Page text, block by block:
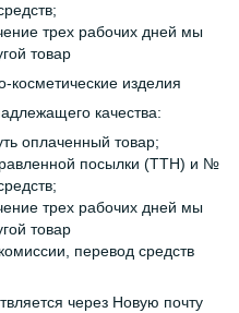
трех рабочих дней мы
товар
изделия
качества:
оплаченный товар;
посылки (ТТН) и №
трех рабочих дней мы
товар
перевод средств
через Новую почту